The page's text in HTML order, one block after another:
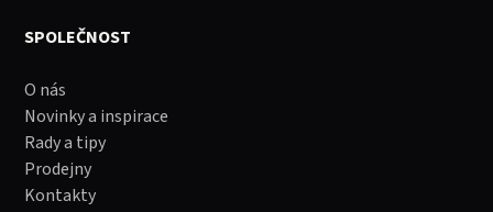
SPOLEČNOST
O nás
Novinky a inspirace
Rady a tipy
Prodejny
Kontakty